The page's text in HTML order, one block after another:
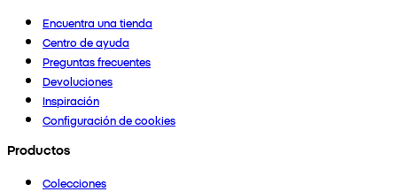
Encuentra una tienda
Centro de ayuda
Preguntas frecuentes
Devoluciones
Inspiración
Configuración de cookies
Productos
Colecciones